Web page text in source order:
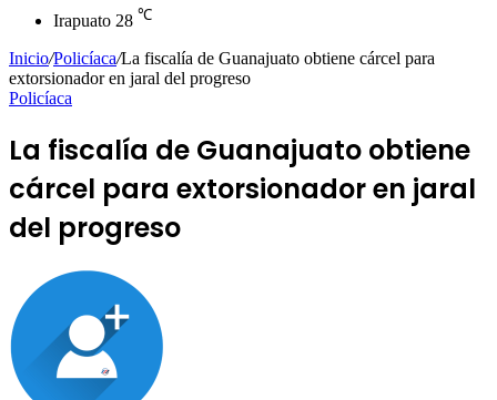
Irapuato 28 ℃
Inicio/Policíaca/La fiscalía de Guanajuato obtiene cárcel para
extorsionador en jaral del progreso
Policíaca
La fiscalía de Guanajuato obtiene
cárcel para extorsionador en jaral
del progreso